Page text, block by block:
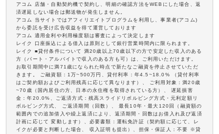
アコム 店舗・自動契約機で契約し、明細の確認方法をWEBにした場合、返
済遅延しない場合は郵送物が発生しません。
アコム 当サイトではアフィリエイトプログラムを利用し、事業者(アコム)
から委託を受け広告収益を得て運営しております
アコム 適用金利や利用極度額は審査によって決定します
レイク 口座振込による借入は原則として銀行営業時間内に限られます。
レイク ■貸付条件について 満20歳以上70歳以下の方で安定した収入のある
方（パート・アルバイトで収入のある方も可）は、ご利用いただけます。
お取引期間中に満71歳になられた時点で新たなご融資を停止させていただ
きます。 ご融資額：1万~500万円、貸付利率：年4.5~18.0% （貸付利率
はご契約額およびご利用残高に応じて異なります）、 ご利用対象：満20歳
~70歳（国内居住の方、日本の永住権を取得されている方）、 遅延損害
金：年20.0%、ご返済方式：残高スライドリボルビング方式・元利定額リ
ボルビング方式、 ご返済期間（回数）、 最長10年・最大120回（融資額の
範囲内での追加借入や繰上返済により、返済期間・回数はお借入れ及び返済
計画に応じて 変動します）、必要書類：運転免許証（契約額に応じて、レ
イクが必要と判断した場合、 収入証明も提出）、担保・保証人：不要 ※貸